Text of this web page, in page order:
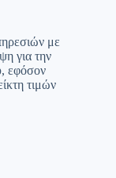
με
για την
εφόσον
τιμών